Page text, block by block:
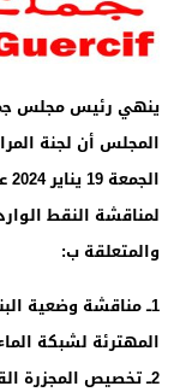
ينهي رئيس مجلس
المجلس أن لجنة
لمناقشة النقط
والمتعلقة ب:
1ــ مناقشة وضعية
المهترئة لشبكة
2ــ تخصيص المجزرة القديمة كسوق لبيع السمك؛